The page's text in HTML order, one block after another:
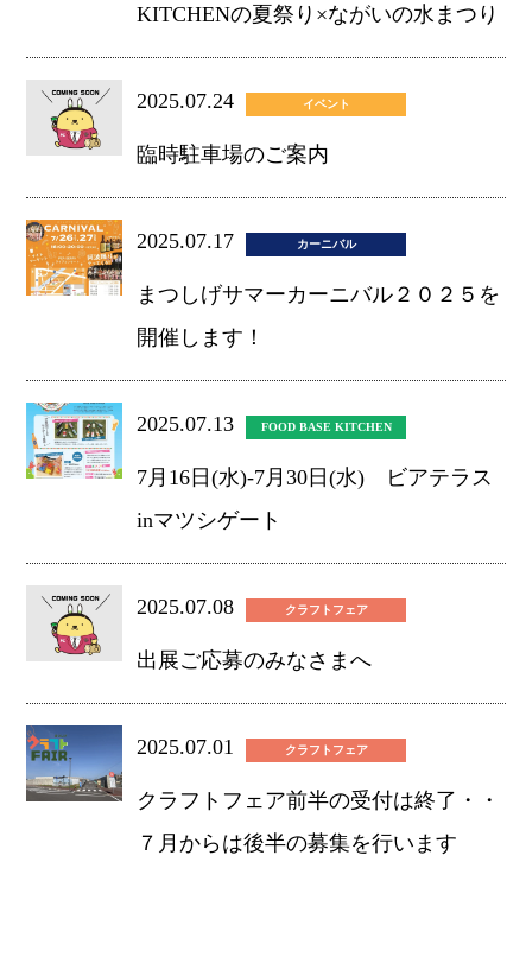
KITCHENの夏祭り×ながいの水まつり
2025.07.24 イベント
臨時駐車場のご案内
2025.07.17 カーニバル
まつしげサマーカーニバル２０２５を
開催します！
2025.07.13 FOOD BASE KITCHEN
7月16日(水)-7月30日(水) ビアテラス
inマツシゲート
2025.07.08 クラフトフェア
出展ご応募のみなさまへ
2025.07.01 クラフトフェア
クラフトフェア前半の受付は終了・・
７月からは後半の募集を行います